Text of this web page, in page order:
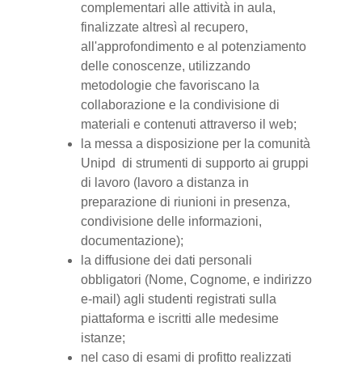
complementari alle attività in aula,
finalizzate altresì al recupero,
all'approfondimento e al potenziamento
delle conoscenze, utilizzando
metodologie che favoriscano la
collaborazione e la condivisione di
materiali e contenuti attraverso il web;
la messa a disposizione per la comunità
Unipd di strumenti di supporto ai gruppi
di lavoro (lavoro a distanza in
preparazione di riunioni in presenza,
condivisione delle informazioni,
documentazione);
la diffusione dei dati personali
obbligatori (Nome, Cognome, e indirizzo
e-mail) agli studenti registrati sulla
piattaforma e iscritti alle medesime
istanze;
nel caso di esami di profitto realizzati